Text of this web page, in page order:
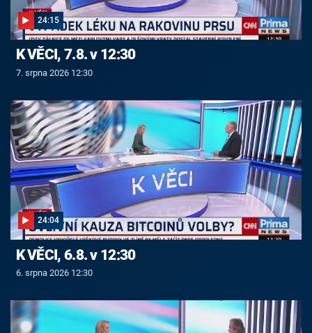
24:15
K VĚCI, 7.8. v 12:30
7. srpna 2026 12:30
24:04
K VĚCI, 6.8. v 12:30
6. srpna 2026 12:30